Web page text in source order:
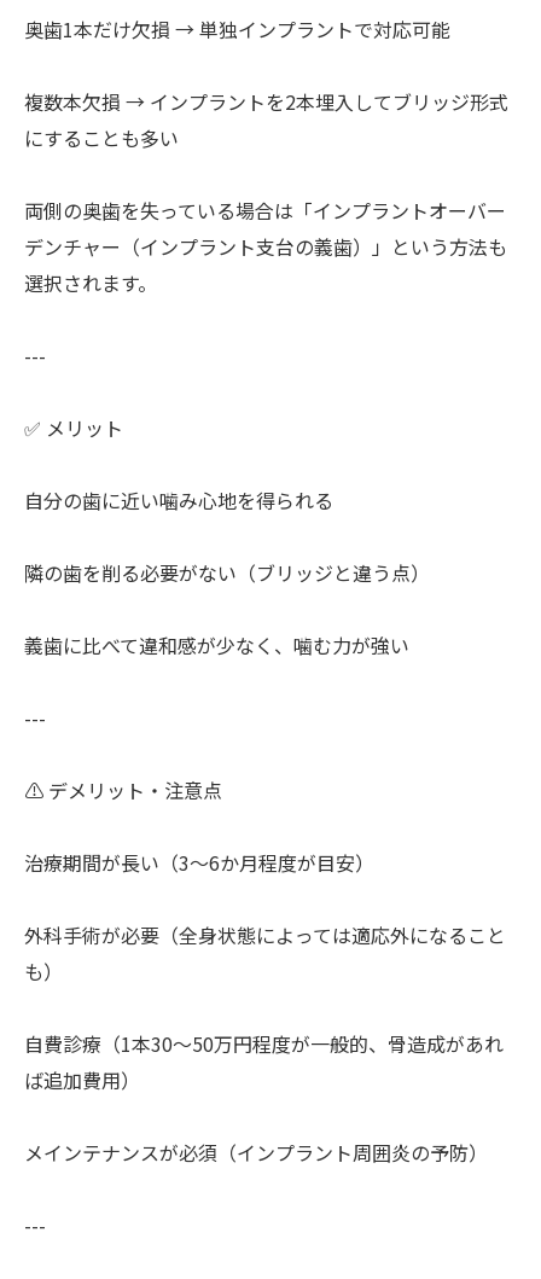
奥歯1本だけ欠損 → 単独インプラントで対応可能
複数本欠損 → インプラントを2本埋入してブリッジ形式
にすることも多い
両側の奥歯を失っている場合は「インプラントオーバー
デンチャー（インプラント支台の義歯）」という方法も
選択されます。
---
✅ メリット
自分の歯に近い噛み心地を得られる
隣の歯を削る必要がない（ブリッジと違う点）
義歯に比べて違和感が少なく、噛む力が強い
---
⚠️ デメリット・注意点
治療期間が長い（3〜6か月程度が目安）
外科手術が必要（全身状態によっては適応外になること
も）
自費診療（1本30〜50万円程度が一般的、骨造成があれ
ば追加費用）
メインテナンスが必須（インプラント周囲炎の予防）
---